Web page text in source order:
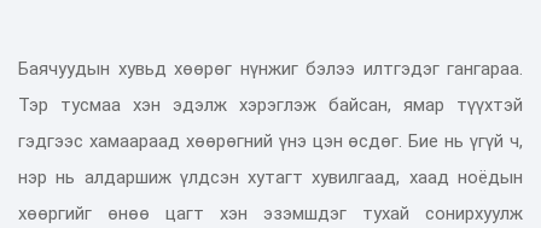
Баячуудын хувьд хөөрөг нүнжиг бэлээ илтгэдэг гангараа.
Тэр тусмаа хэн эдэлж хэрэглэж байсан, ямар түүхтэй
гэдгээс хамаараад хөөрөгний үнэ цэн өсдөг. Бие нь үгүй ч,
нэр нь алдаршиж үлдсэн хутагт хувилгаад, хаад ноёдын
хөөргийг өнөө цагт хэн эзэмшдэг тухай сонирхуулж